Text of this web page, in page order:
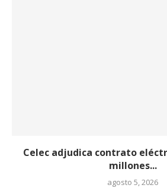
Celec adjudica contrato
millones...
agosto 5, 2026